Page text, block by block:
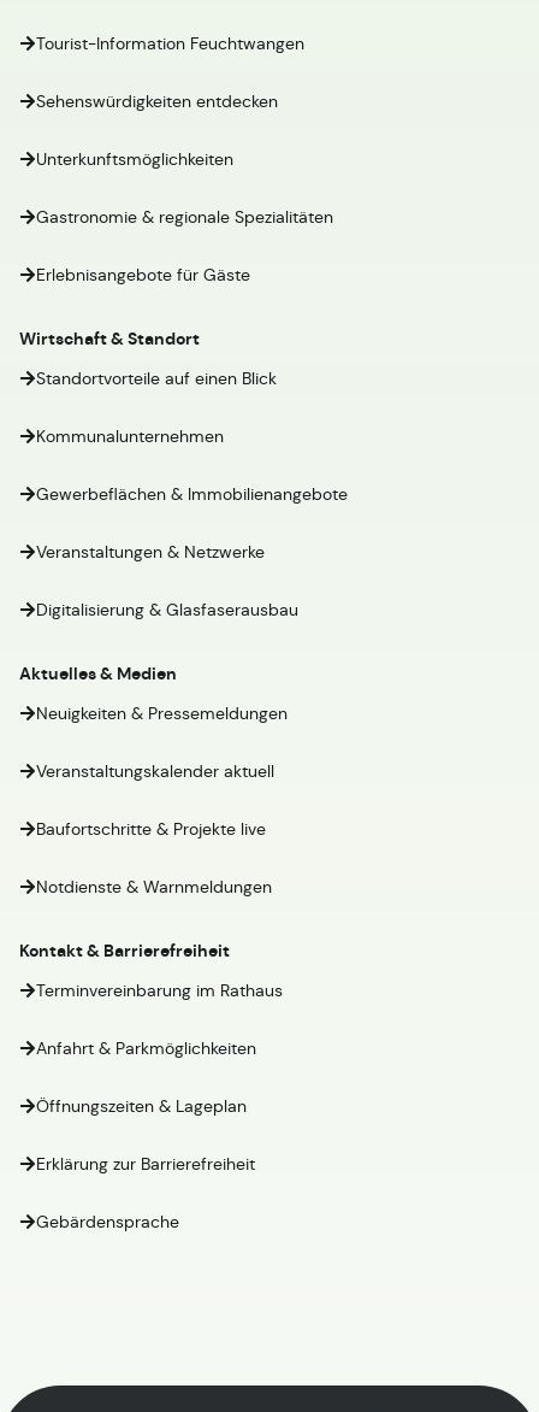
Tourist-Information Feuchtwangen
Sehenswürdigkeiten entdecken
Unterkunftsmöglichkeiten
Gastronomie & regionale Spezialitäten
Erlebnisangebote für Gäste
Wirtschaft & Standort
Standortvorteile auf einen Blick
Kommunalunternehmen
Gewerbeflächen & Immobilienangebote
Veranstaltungen & Netzwerke
Digitalisierung & Glasfaserausbau
Aktuelles & Medien
Neuigkeiten & Pressemeldungen
Veranstaltungskalender aktuell
Baufortschritte & Projekte live
Notdienste & Warnmeldungen
Kontakt & Barrierefreiheit
Terminvereinbarung im Rathaus
Anfahrt & Parkmöglichkeiten
Öffnungszeiten & Lageplan
Erklärung zur Barrierefreiheit
Gebärdensprache